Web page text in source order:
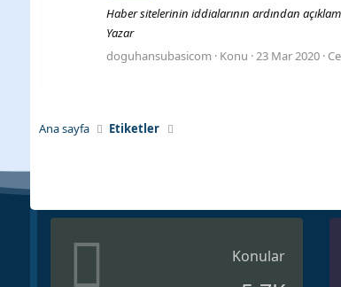
Haber sitelerinin iddialarının ardından
Yazar
doguhansubasicom
Konu 23 Mar 2020
Ana sayfa Etiketler
Konular